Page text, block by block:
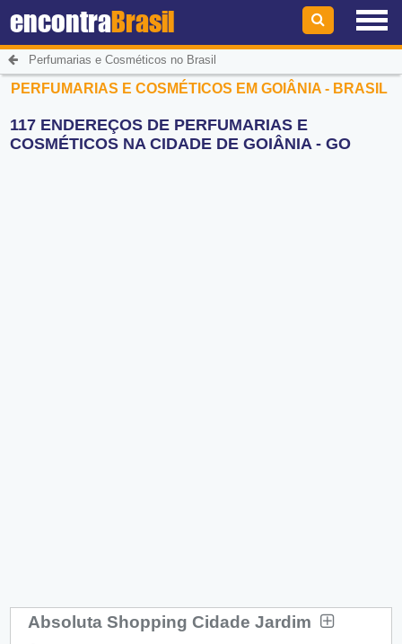
encontraBrasil
Perfumarias e Cosméticos no Brasil
PERFUMARIAS E COSMÉTICOS EM GOIÂNIA - BRASIL
117 ENDEREÇOS DE PERFUMARIAS E
COSMÉTICOS NA CIDADE DE GOIÂNIA - GO
Absoluta Shopping Cidade Jardim